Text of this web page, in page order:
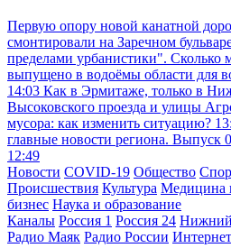
Первую опору новой канатной
смонтировали на Заречном
пределами урбанистики". Сколько
выпущено в водоёмы области для
14:03 Как в Эрмитаже, только в
Высоковского проезда и улицы
мусора: как изменить ситуацию?
главные новости региона. Выпуск
12:49
Новости COVID-19 Общество
Происшествия Культура Медицина
бизнес Наука и образование
Каналы Россия 1 Россия 24 Нижний
Радио Маяк Радио России